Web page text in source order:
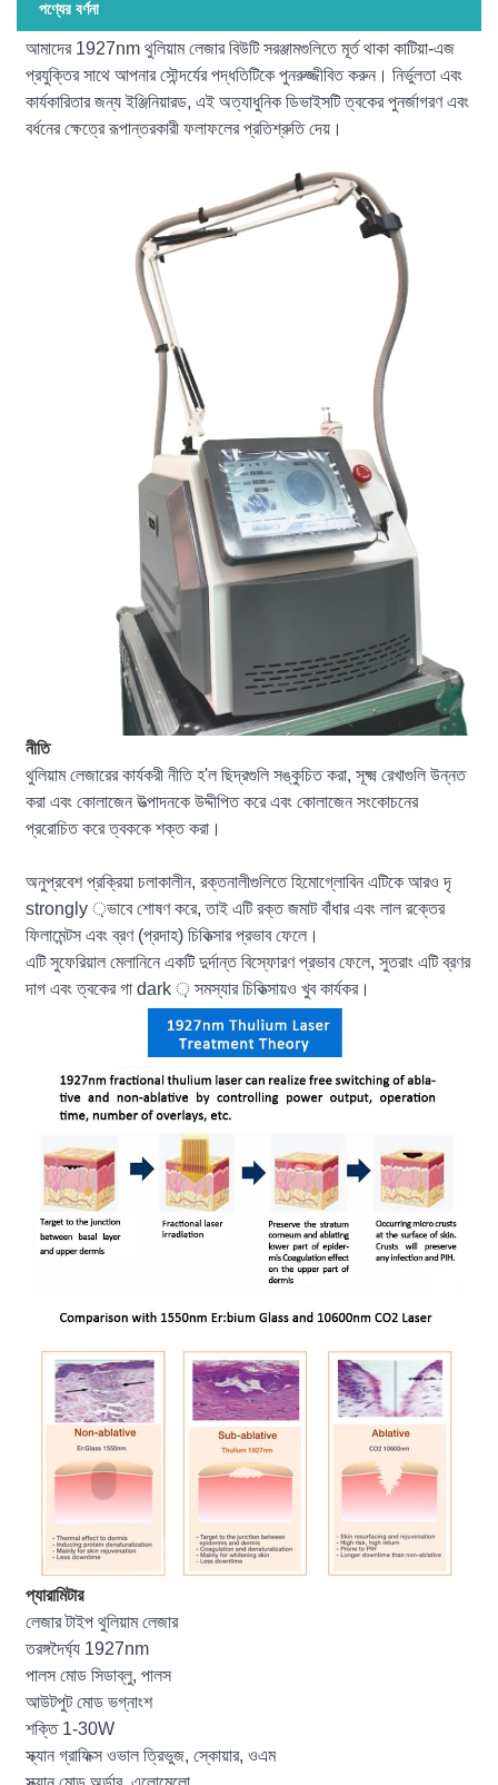
পণ্যের বর্ণনা
আমাদের 1927nm থুলিয়াম লেজার বিউটি সরঞ্জামগুলিতে মূর্ত থাকা কাটিয়া-এজ
প্রযুক্তির সাথে আপনার সৌন্দর্যের পদ্ধতিটিকে পুনরুজ্জীবিত করুন। নির্ভুলতা এবং
কার্যকারিতার জন্য ইঞ্জিনিয়ারড, এই অত্যাধুনিক ডিভাইসটি ত্বকের পুনর্জাগরণ এবং
বর্ধনের ক্ষেত্রে রূপান্তরকারী ফলাফলের প্রতিশ্রুতি দেয়।
নীতি
থুলিয়াম লেজারের কার্যকরী নীতি হ'ল ছিদ্রগুলি সঙ্কুচিত করা, সূক্ষ্ম রেখাগুলি উন্নত
করা এবং কোলাজেন উত্পাদনকে উদ্দীপিত করে এবং কোলাজেন সংকোচনের
প্ররোচিত করে ত্বককে শক্ত করা।
অনুপ্রবেশ প্রক্রিয়া চলাকালীন, রক্তনালীগুলিতে হিমোগ্লোবিন এটিকে আরও দৃ
strongly ়ভাবে শোষণ করে, তাই এটি রক্ত জমাট বাঁধার এবং লাল রক্তের
ফিলামেন্টস এবং ব্রণ (প্রদাহ) চিকিত্সার প্রভাব ফেলে।
এটি সুফেরিয়াল মেলানিনে একটি দুর্দান্ত বিস্ফোরণ প্রভাব ফেলে, সুতরাং এটি ব্রণর
দাগ এবং ত্বকের গা dark ় সমস্যার চিকিত্সায়ও খুব কার্যকর।
প্যারামিটার
লেজার টাইপ থুলিয়াম লেজার
তরঙ্গদৈর্ঘ্য 1927nm
পালস মোড সিডাব্লু, পালস
আউটপুট মোড ভগ্নাংশ
শক্তি 1-30W
স্ক্যান গ্রাফিক্স ওভাল ত্রিভুজ, স্কোয়ার, ওএম